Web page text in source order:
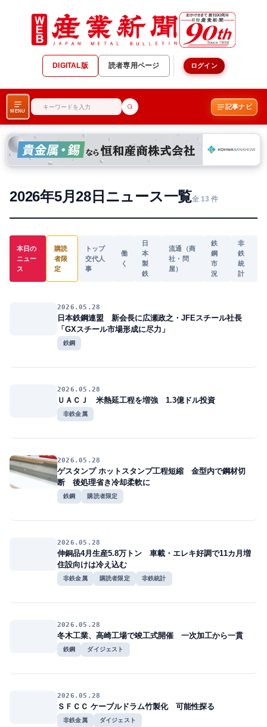
DIGITAL版 読者専用ページ ログイン
MENU
記事ナビ
2026年5月28日ニュース一覧全 13 件
本日の
ニュー
ス
購読
者限
定
トップ
交代人
事
働
く
日
本
製
鉄
流通（商
社・問
屋）
鉄
鋼
市
況
非
鉄
統
計
2026.05.28
日本鉄鋼連盟 新会長に広瀬政之・JFEスチール社長
「GXスチール市場形成に尽力」
鉄鋼
2026.05.28
ＵＡＣＪ 米熱延工程を増強 1.3億ドル投資
非鉄金属
2026.05.28
ゲスタンプ ホットスタンプ工程短縮 金型内で鋼材切
断 後処理省き冷却柔軟に
鉄鋼 購読者限定
2026.05.28
伸銅品4月生産5.8万トン 車載・エレキ好調で11カ月増
住設向けは冷え込む
非鉄金属 購読者限定 非鉄統計
2026.05.28
冬木工業、高崎工場で竣工式開催 一次加工から一貫
鉄鋼 ダイジェスト
2026.05.28
ＳＦＣＣ ケーブルドラム竹製化 可能性探る
非鉄金属 ダイジェスト